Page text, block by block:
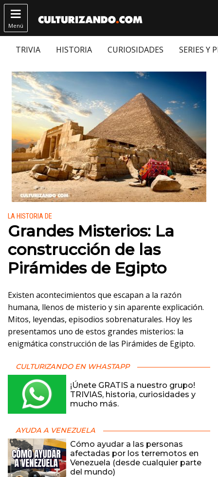

Menú
TRIVIA HISTORIA CURIOSIDADES SERIES Y
Publicado en:
LA HISTORIA DE
Grandes Misterios: La
construcción de las
Pirámides de Egipto
Existen acontecimientos que escapan a la razón
humana, llenos de misterio y sin aparente explicación.
Mitos, leyendas, episodios sobrenaturales. Hoy les
presentamos uno de estos grandes misterios: la
enigmática construcción de las Pirámides de Egipto.
CULTURIZANDO EN WHASTAPP
¡Únete GRATIS a nuestro grupo!
TRIVIAS, historia, curiosidades y
mucho más.
AYUDA A VENEZUELA
Cómo ayudar a las personas
afectadas por los terremotos en
Venezuela (desde cualquier parte
del mundo)